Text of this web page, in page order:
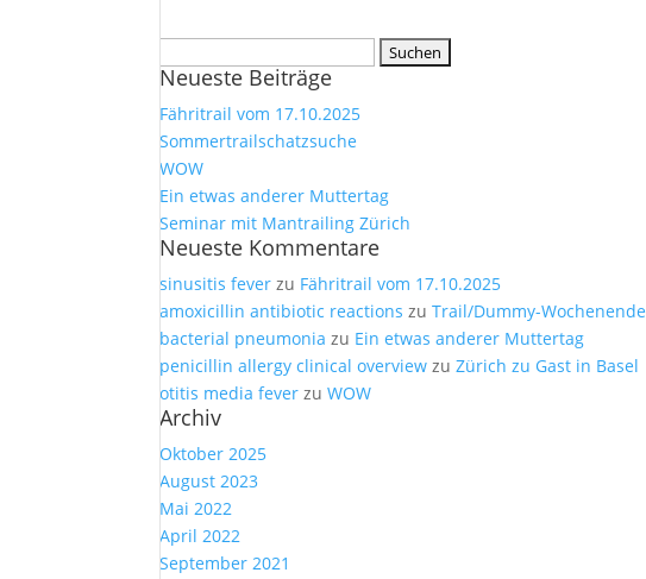
nach:
Neueste Beiträge
Fähritrail vom 17.10.2025
Sommertrailschatzsuche
WOW
Ein etwas anderer Muttertag
Seminar mit Mantrailing Zürich
Neueste Kommentare
sinusitis fever zu Fähritrail vom 17.10.2025
amoxicillin antibiotic reactions zuTrail/Dummy-Wochenende
bacterial pneumonia zu Ein etwas anderer Muttertag
penicillin allergy clinical overview zuZürich zu Gast in Basel
otitis media fever zuWOW
Archiv
Oktober 2025
August 2023
Mai 2022
April 2022
September 2021